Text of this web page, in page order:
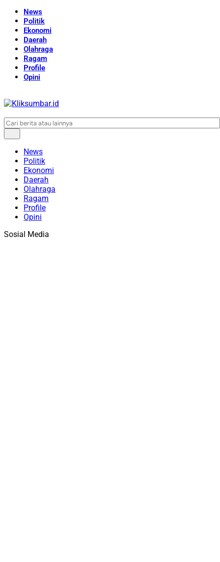
News
Politik
Ekonomi
Daerah
Olahraga
Ragam
Profile
Opini
News
Politik
Ekonomi
Daerah
Olahraga
Ragam
Profile
Opini
Sosial Media